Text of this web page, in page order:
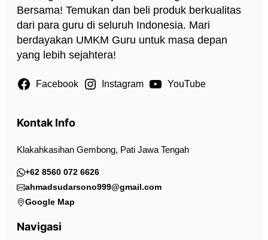
Bersama! Temukan dan beli produk berkualitas
dari para guru di seluruh Indonesia. Mari
berdayakan UMKM Guru untuk masa depan
yang lebih sejahtera!
Facebook Instagram YouTube
Kontak Info
Klakahkasihan Gembong, Pati Jawa Tengah
+62 8560 072 6626
ahmadsudarsono999@gmail.com
Google Map
Navigasi